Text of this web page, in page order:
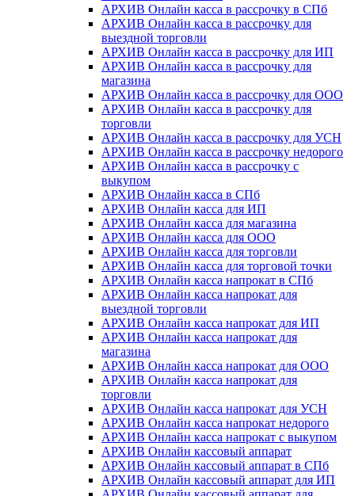
АРХИВ Онлайн касса в рассрочку в СПб
АРХИВ Онлайн касса в рассрочку для
выездной торговли
АРХИВ Онлайн касса в рассрочку для ИП
АРХИВ Онлайн касса в рассрочку для
магазина
АРХИВ Онлайн касса в рассрочку для ООО
АРХИВ Онлайн касса в рассрочку для
торговли
АРХИВ Онлайн касса в рассрочку для УСН
АРХИВ Онлайн касса в рассрочку недорого
АРХИВ Онлайн касса в рассрочку с
выкупом
АРХИВ Онлайн касса в СПб
АРХИВ Онлайн касса для ИП
АРХИВ Онлайн касса для магазина
АРХИВ Онлайн касса для ООО
АРХИВ Онлайн касса для торговли
АРХИВ Онлайн касса для торговой точки
АРХИВ Онлайн касса напрокат в СПб
АРХИВ Онлайн касса напрокат для
выездной торговли
АРХИВ Онлайн касса напрокат для ИП
АРХИВ Онлайн касса напрокат для
магазина
АРХИВ Онлайн касса напрокат для ООО
АРХИВ Онлайн касса напрокат для
торговли
АРХИВ Онлайн касса напрокат для УСН
АРХИВ Онлайн касса напрокат недорого
АРХИВ Онлайн касса напрокат с выкупом
АРХИВ Онлайн кассовый аппарат
АРХИВ Онлайн кассовый аппарат в СПб
АРХИВ Онлайн кассовый аппарат для ИП